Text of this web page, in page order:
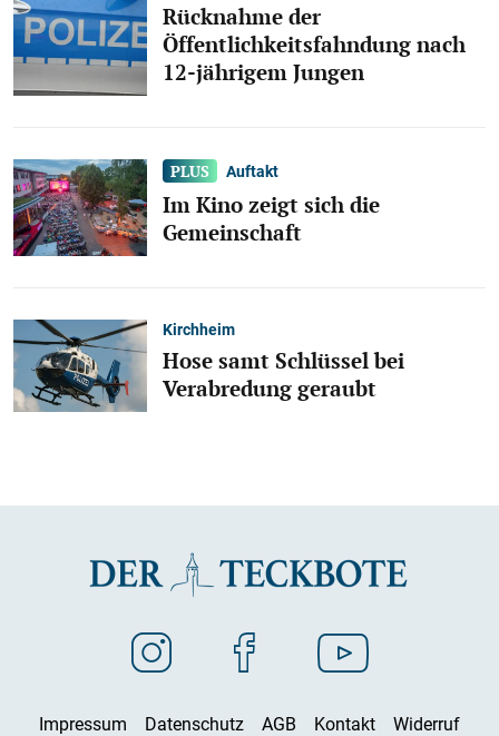
Rücknahme der
Öffentlichkeitsfahndung nach
12-jährigem Jungen
Auftakt
Im Kino zeigt sich die
Gemeinschaft
Kirchheim
Hose samt Schlüssel bei
Verabredung geraubt
Impressum Datenschutz AGB Kontakt Widerruf